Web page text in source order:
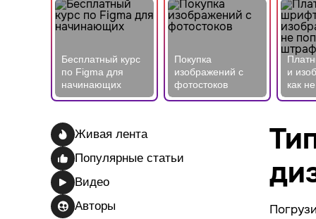
Бесплатный курс
по Figma для
начинающих
Покупка
изображений с
фотостоков
и
как
Живая лента
Популярные статьи
Видео
Авторы